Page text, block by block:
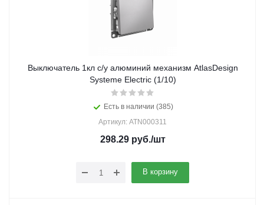
Выключатель 1кл с/у алюминий механизм AtlasDesign
Systeme Electric (1/10)
Есть в наличии (385)
Артикул: ATN000311
298.29руб./шт
В корзину